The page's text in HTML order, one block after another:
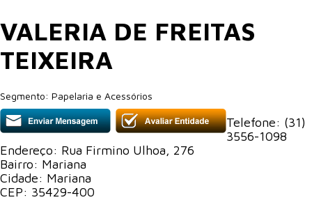
VALERIA DE FREITAS
TEIXEIRA
Segmento: Papelaria e Acessórios
Telefone: (31)
3556-1098
Endereço: Rua Firmino Ulhoa, 276
Bairro: Mariana
Cidade: Mariana
CEP: 35429-400